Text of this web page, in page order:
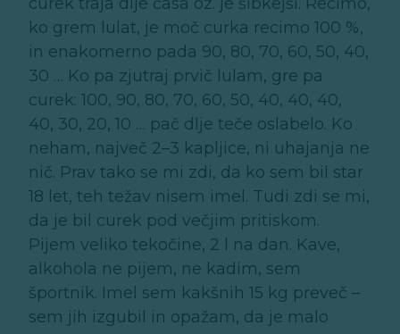
ko grem lulat, je moč curka recimo 100 %,
in enakomerno pada 90, 80, 70, 60, 50, 40,
30 … Ko pa zjutraj prvič lulam, gre pa
curek: 100, 90, 80, 70, 60, 50, 40, 40, 40,
40, 30, 20, 10 … pač dlje teče oslabelo. Ko
neham, največ 2–3 kapljice, ni uhajanja ne
nič. Prav tako se mi zdi, da ko sem bil star
18 let, teh težav nisem imel. Tudi zdi se mi,
da je bil curek pod večjim pritiskom.
Pijem veliko tekočine, 2 l na dan. Kave,
alkohola ne pijem, ne kadim, sem
športnik. Imel sem kakšnih 15 kg preveč –
sem jih izgubil in opažam, da je malo